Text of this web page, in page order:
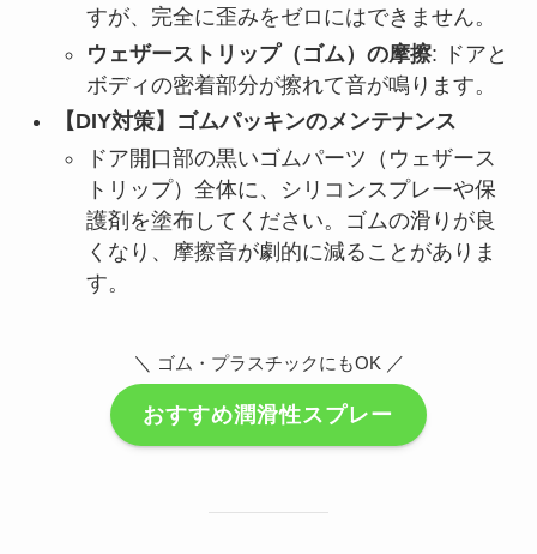
すが、完全に歪みをゼロにはできません。
ウェザーストリップ（ゴム）の摩擦: ドアと
ボディの密着部分が擦れて音が鳴ります。
【DIY対策】ゴムパッキンのメンテナンス
ドア開口部の黒いゴムパーツ（ウェザース
トリップ）全体に、シリコンスプレーや保
護剤を塗布してください。ゴムの滑りが良
くなり、摩擦音が劇的に減ることがありま
す。
＼ ゴム・プラスチックにもOK ／
おすすめ潤滑性スプレー